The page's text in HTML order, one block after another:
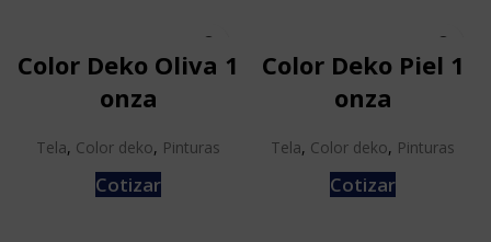
Color Deko Oliva 1
onza
Tela, Color deko, Pinturas
Cotizar
Color Deko Piel 1
onza
Tela, Color deko, Pinturas
Cotizar